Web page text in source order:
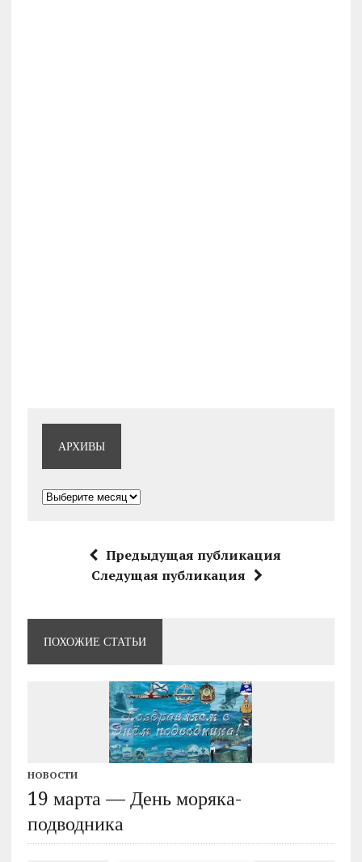
АРХИВЫ
Архивы
Предыдущая публикация
Следущая публикация
ПОХОЖИЕ СТАТЬИ
НОВОСТИ
19 марта — День моряка-
подводника